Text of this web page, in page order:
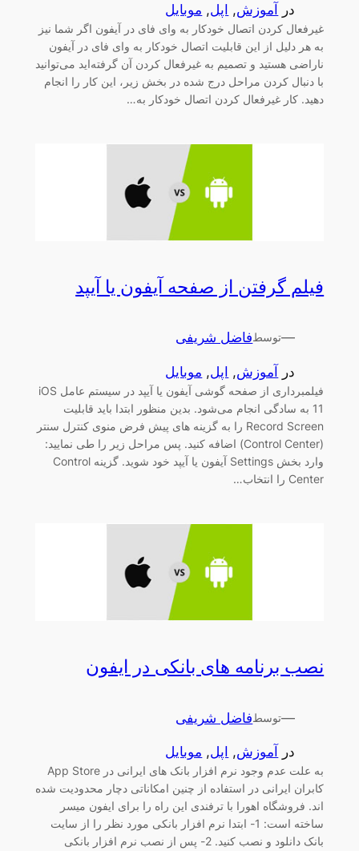
در آموزش, اپل, موبایل
غیرفعال کردن اتصال خودکار به وای فای در آیفون اگر شما نیز
به هر دلیل از این قابلیت اتصال خودکار به وای فای در آیفون
ناراضی هستید و تصمیم به غیرفعال کردن آن گرفته‌اید می‌توانید
با دنبال کردن مراحل درج شده در بخش زیر، این کار را انجام
دهید. کار غیرفعال کردن اتصال خودکار به…
فیلم گرفتن از صفحه آیفون یا آیپد
—توسطفاضل شریفی
در آموزش, اپل, موبایل
فیلمبرداری از صفحه گوشی آیفون یا آیپد در سیستم عامل iOS
11 به سادگی انجام می‌شود. بدین منظور ابتدا باید قابلیت
Record Screen را به گزینه های پیش فرض منوی کنترل سنتر
(Control Center) اضافه کنید. پس مراحل زیر را طی نمایید:
وارد بخش Settings آیفون یا آیپد خود شوید. گزینه Control
Center را انتخاب…
نصب برنامه های بانکی در ایفون
—توسطفاضل شریفی
در آموزش, اپل, موبایل
به علت عدم وجود نرم افزار بانک های ایرانی در App Store
کابران ایرانی در استفاده از چنین امکاناتی دچار محدودیت شده
اند. فروشگاه اهورا با ترفندی این راه را برای ایفون میسر
ساخته است: 1- ابتدا نرم افزار بانکی مورد نظر را از سایت
بانک دانلود و نصب کنید. 2- پس از نصب نرم افزار بانکی